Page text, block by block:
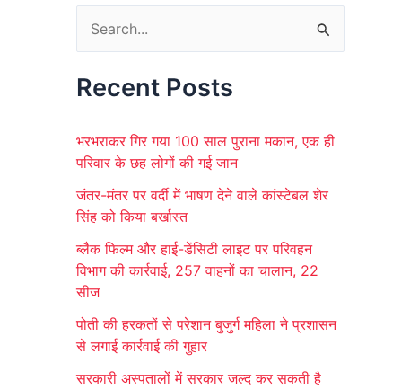
a
c
f
r
:
Recent Posts
भरभराकर गिर गया 100 साल पुराना मकान, एक ही
परिवार के छह लोगों की गई जान
जंतर-मंतर पर वर्दी में भाषण देने वाले कांस्टेबल शेर
सिंह को किया बर्खास्त
ब्लैक फिल्म और हाई-डेंसिटी लाइट पर परिवहन
विभाग की कार्रवाई, 257 वाहनों का चालान, 22
सीज
पोती की हरकतों से परेशान बुजुर्ग महिला ने प्रशासन
से लगाई कार्रवाई की गुहार
सरकारी अस्पतालों में सरकार जल्द कर सकती है